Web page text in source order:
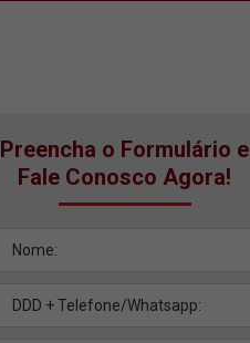
Preencha o Formulário e
Fale Conosco Agora!